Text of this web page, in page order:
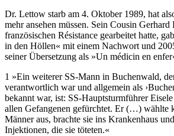
Dr. Lettow starb am 4. Oktober 1989, hat
mehr ansehen müssen. Sein Cousin
französischen Résistance gearbeitet hatte,
in den Höllen« mit einem Nachwort und
seiner Übersetzung als »Un médicin en
1 »Ein weiterer SS-Mann in Buchenwald,
verantwortlich war und allgemein als
bekannt war, ist: SS-Hauptsturmführer
allen Gefangenen gefürchtet. Er (…) wählte
Männer aus, brachte sie ins Krankenhaus
Injektionen, die sie töteten.«